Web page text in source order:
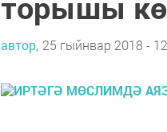
автор, 25 гыйнвар 2018 -